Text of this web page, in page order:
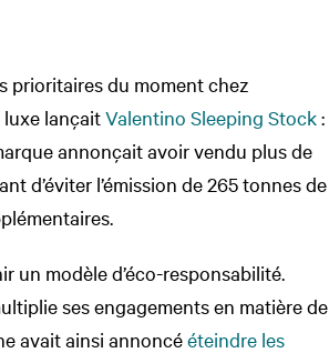
prioritaires du moment chez
luxe lançaitValentino Sleeping Stock:
annonçait avoir vendu plus de
d’éviter l’émission de 265 tonnes de
un modèle d’éco-responsabilité.
ses engagements en matière de
avait ainsi annoncééteindre les